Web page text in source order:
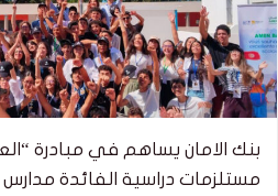
بنك الامان يساهم في مبادرة
مستلزمات دراسية الفائدة